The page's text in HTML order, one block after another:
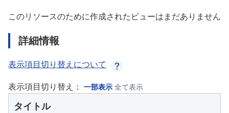
このリソースのために作成されたビューはまだありません
詳細情報
表示項目切り替えについて
表示項目切り替え： 一部表示 全て表示
タイトル